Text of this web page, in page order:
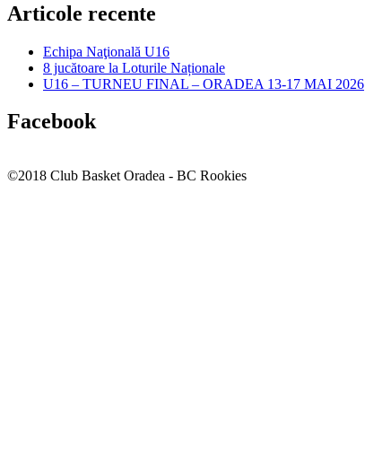
Articole recente
Echipa Naţională U16
8 jucătoare la Loturile Naționale
U16 – TURNEU FINAL – ORADEA 13-17 MAI 2026
Facebook
©2018 Club Basket Oradea - BC Rookies